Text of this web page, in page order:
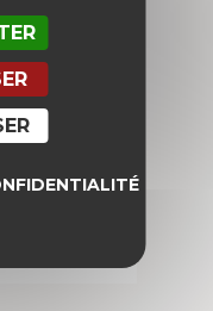
Promo !